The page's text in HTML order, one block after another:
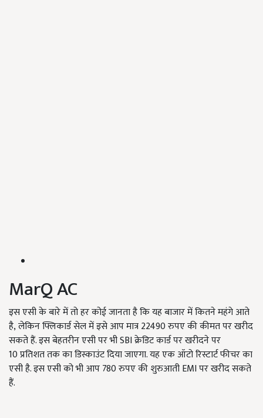
MarQ AC
इस एसी के बारे में तो हर कोई जानता है कि यह बाजार में कितने महंगे आते
है, लेकिन फ्लिकार्ड सेल में इसे आप मात्र 22490 रुपए की कीमत पर खरीद
सकते हैं. इस बेहतरीन एसी पर भी SBI क्रेडिट कार्ड पर खरीदने पर
10 प्रतिशत तक का डिस्काउंट दिया जाएगा. यह एक ऑटो रिस्टार्ट फीचर का
एसी है. इस एसी को भी आप 780 रुपए की शुरुआती EMI पर खरीद सकते
हैं.